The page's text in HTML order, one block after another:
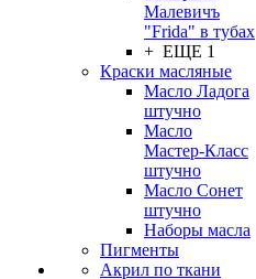
Малевичъ
"Frida" в тубах
+ ЕЩЕ 1
Краски масляные
Масло Ладога
штучно
Масло
Мастер-Класс
штучно
Масло Сонет
штучно
Наборы масла
Пигменты
Акрил по ткани